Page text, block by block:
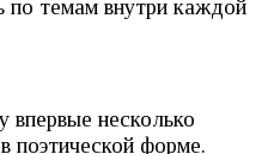
по темам внутри каждой
впервые несколько
поэтической форме.